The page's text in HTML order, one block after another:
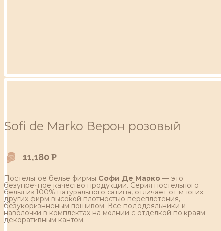
Sofi de Marko Верон розовый
11,180 Р
Постельное белье фирмы Софи Де Марко — это
безупречное качество продукции. Серия постельного
белья из 100% натурального сатина, отличает от многих
других фирм высокой плотностью переплетения,
безукоризнненым пошивом. Все пододеяльники и
наволочки в комплектах на молнии с отделкой по краям
декоративным кантом.